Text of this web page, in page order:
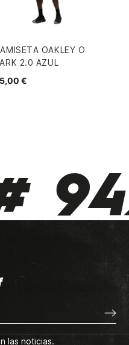
OAKLEY O
2.0 AZUL
€
las noticias.